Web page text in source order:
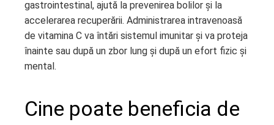
gastrointestinal, ajută la prevenirea bolilor și la
accelerarea recuperării. Administrarea intravenoasă
de vitamina C va întări sistemul imunitar și va proteja
înainte sau după un zbor lung și după un efort fizic și
mental.
Cine poate beneficia de